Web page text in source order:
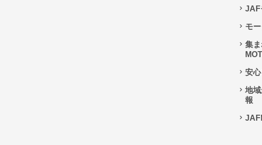
JAF
モ
集
安
地
報